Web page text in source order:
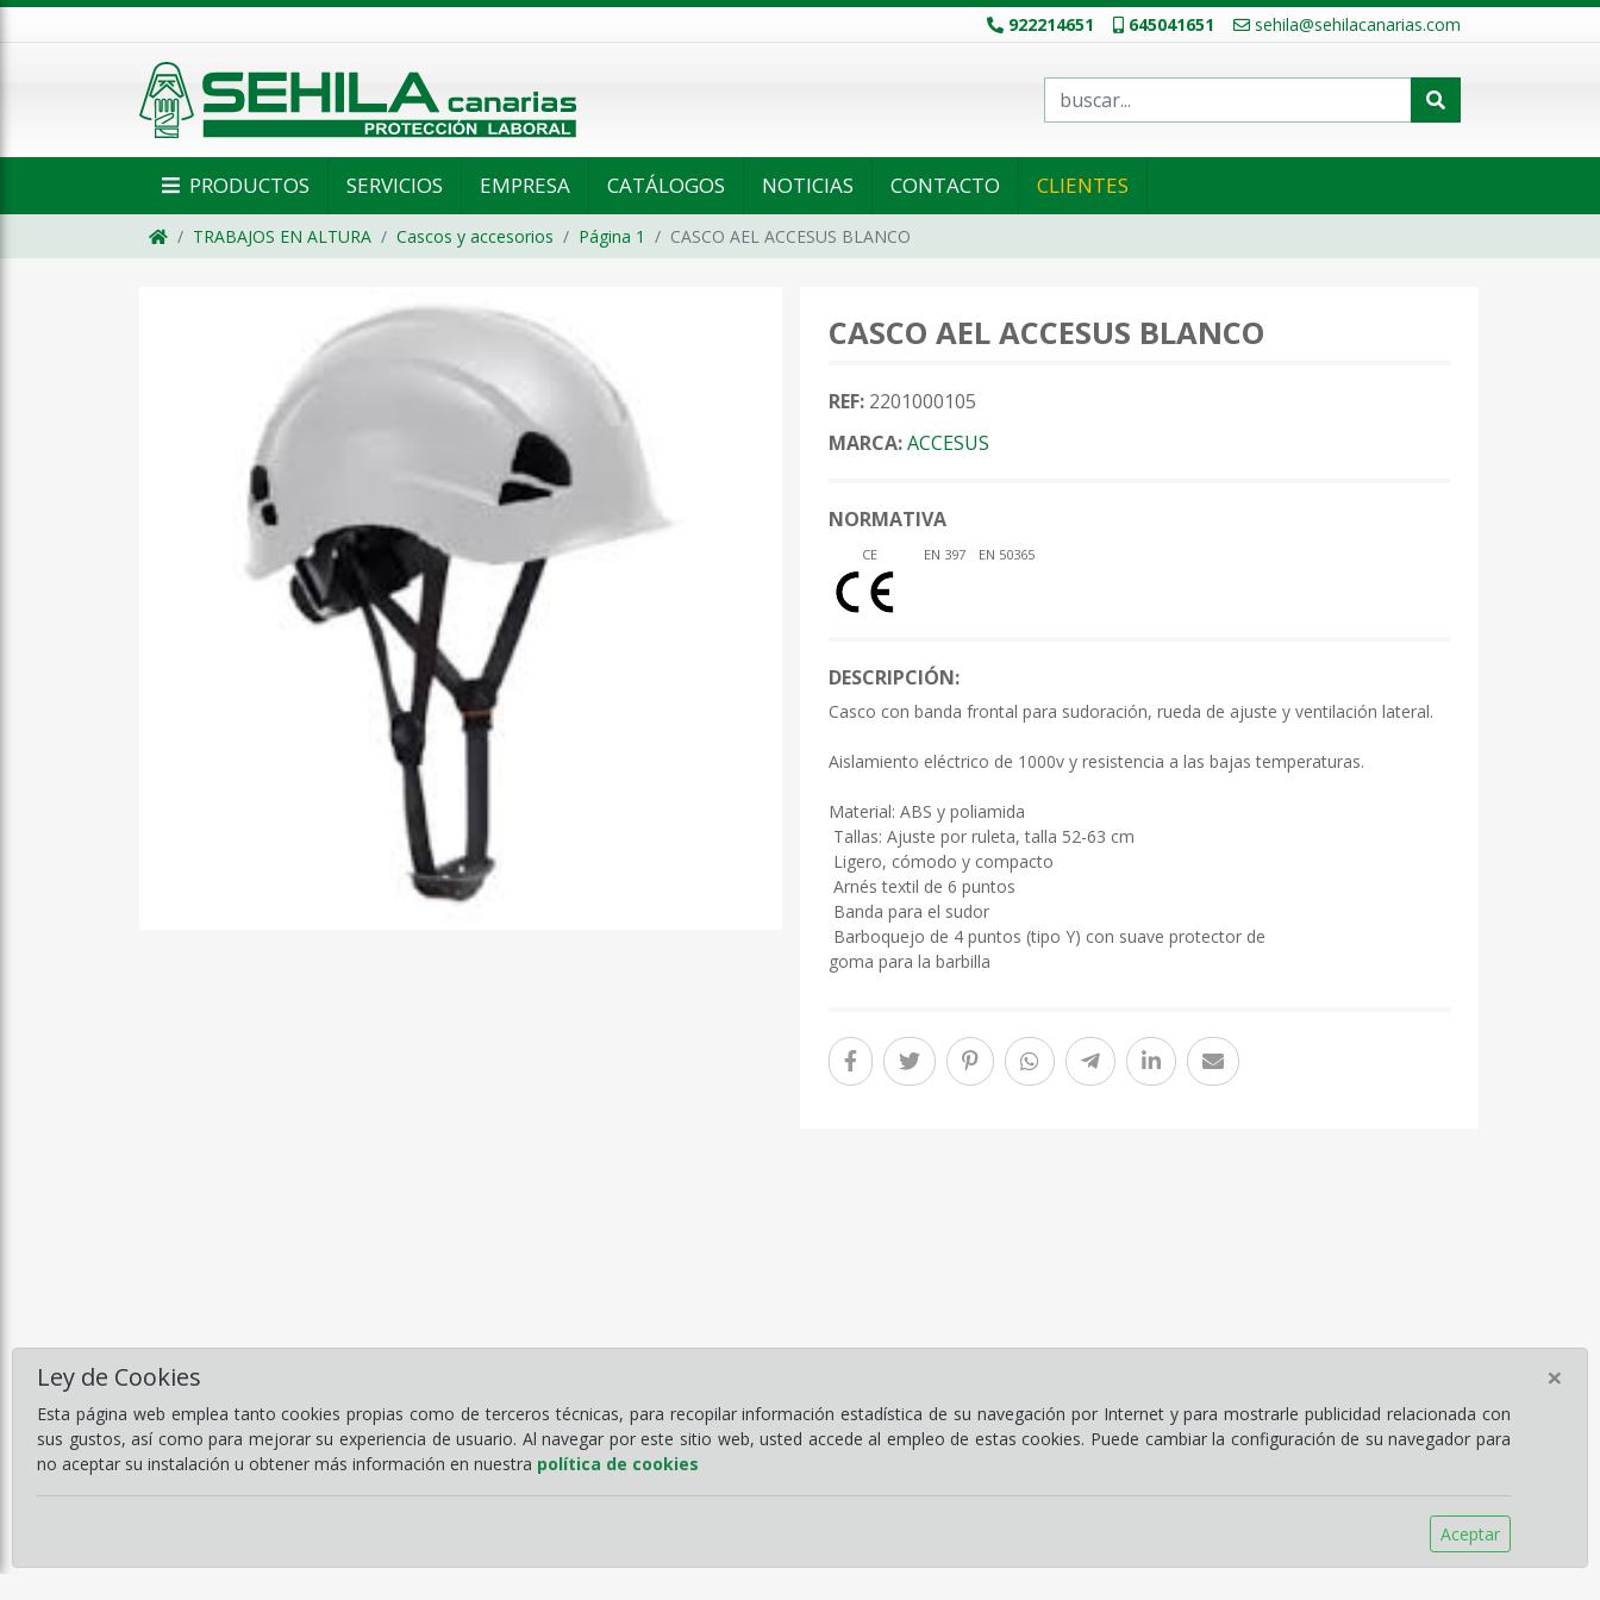
Ley de Cookies
Esta página web emplea tanto cookies propias como de terceros técnicas, para recopilar información estadística de su navegación por Internet y para mostrarle publicidad relacionada con
sus gustos, así como para mejorar su experiencia de usuario. Al navegar por este sitio web, usted accede al empleo de estas cookies. Puede cambiar la configuración de su navegador para
no aceptar su instalación u obtener más información en nuestra política de cookies
Aceptar
×
922214651 645041651 sehila@sehilacanarias.com
PRODUCTOS SERVICIOS EMPRESA CATÁLOGOS NOTICIAS CONTACTO CLIENTES
TRABAJOS EN ALTURA Cascos y accesorios Página 1 CASCO AEL ACCESUS BLANCO
CASCO AEL ACCESUS BLANCO
REF: 2201000105
MARCA:ACCESUS
NORMATIVA
CE EN 397 EN 50365
DESCRIPCIÓN:
Casco con banda frontal para sudoración, rueda de ajuste y ventilación lateral.
Aislamiento eléctrico de 1000v y resistencia a las bajas temperaturas.
Material: ABS y poliamida
 Tallas: Ajuste por ruleta, talla 52-63 cm
 Ligero, cómodo y compacto
 Arnés textil de 6 puntos
 Banda para el sudor
 Barboquejo de 4 puntos (tipo Y) con suave protector de
goma para la barbilla